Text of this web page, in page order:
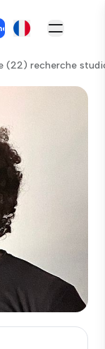
(22) recherche